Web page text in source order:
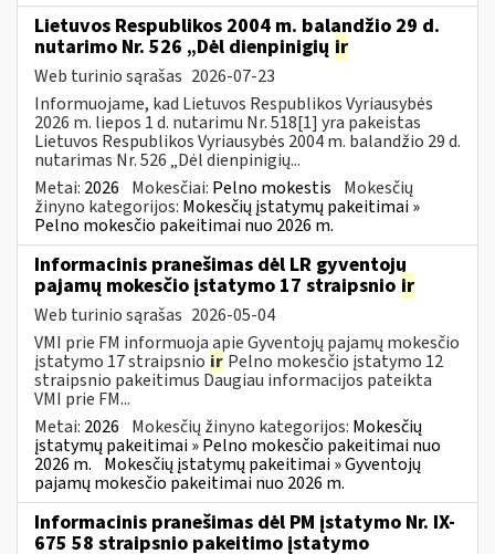
Lietuvos Respublikos 2004 m. balandžio 29 d.
nutarimo Nr. 526 „Dėl dienpinigių ir
Web turinio sąrašas 2026-07-23
Informuojame, kad Lietuvos Respublikos Vyriausybės
2026 m. liepos 1 d. nutarimu Nr. 518[1] yra pakeistas
Lietuvos Respublikos Vyriausybės 2004 m. balandžio 29 d.
nutarimas Nr. 526 „Dėl dienpinigių...
Metai: 2026 Mokesčiai: Pelno mokestis Mokesčių
žinyno kategorijos: Mokesčių įstatymų pakeitimai »
Pelno mokesčio pakeitimai nuo 2026 m.
Informacinis pranešimas dėl LR gyventojų
pajamų mokesčio įstatymo 17 straipsnio ir
Web turinio sąrašas 2026-05-04
VMI prie FM informuoja apie Gyventojų pajamų mokesčio
įstatymo 17 straipsnio ir Pelno mokesčio įstatymo 12
straipsnio pakeitimus Daugiau informacijos pateikta
VMI prie FM...
Metai: 2026 Mokesčių žinyno kategorijos: Mokesčių
įstatymų pakeitimai » Pelno mokesčio pakeitimai nuo
2026 m. Mokesčių įstatymų pakeitimai » Gyventojų
pajamų mokesčio pakeitimai nuo 2026 m.
Informacinis pranešimas dėl PM įstatymo Nr. IX-
675 58 straipsnio pakeitimo įstatymo